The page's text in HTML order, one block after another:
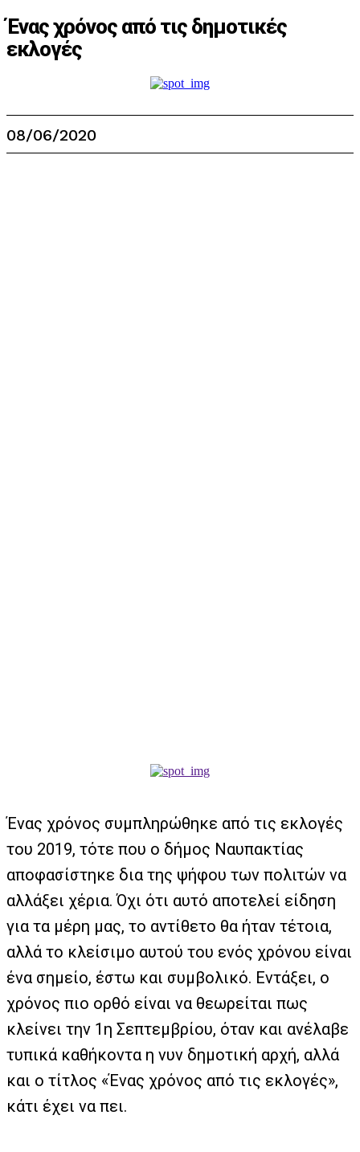
Ένας χρόνος από τις δημοτικές
εκλογές
08/06/2020
Ένας χρόνος συμπληρώθηκε από τις εκλογές
του 2019, τότε που ο δήμος Ναυπακτίας
αποφασίστηκε δια της ψήφου των πολιτών να
αλλάξει χέρια. Όχι ότι αυτό αποτελεί είδηση
για τα μέρη μας, το αντίθετο θα ήταν τέτοια,
αλλά το κλείσιμο αυτού του ενός χρόνου είναι
ένα σημείο, έστω και συμβολικό. Εντάξει, ο
χρόνος πιο ορθό είναι να θεωρείται πως
κλείνει την 1 η Σεπτεμβρίου, όταν και ανέλαβε
τυπικά καθήκοντα η νυν δημοτική αρχή, αλλά
και ο τίτλος «Ένας χρόνος από τις εκλογές»,
κάτι έχει να πει.